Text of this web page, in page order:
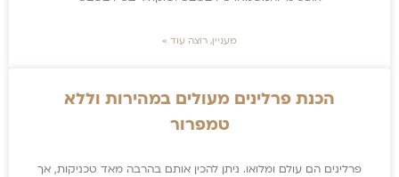
מעניין, רוצה עוד »
הכנת פרלינים מעולים במהירות וללא
טמפרור
פרלינים הם עולם ומלואו. ניתן להכין אותם בהרבה מאד טכניקות, אך